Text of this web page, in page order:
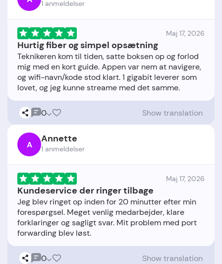
1 anmeldelser
Maj 17, 2026
Hurtig fiber og simpel opsætning
Teknikeren kom til tiden, satte boksen op og forlod
mig med en kort guide. Appen var nem at navigere,
og wifi-navn/kode stod klart. 1 gigabit leverer som
0 Show translation
A Annette
1 anmeldelser
Maj 17, 2026
Kundeservice der ringer tilbage
Jeg blev ringet op inden for 20 minutter efter min
forespørgsel. Meget venlig medarbejder, klare
forklaringer og sagligt svar. Mit problem med port
0 Show translation